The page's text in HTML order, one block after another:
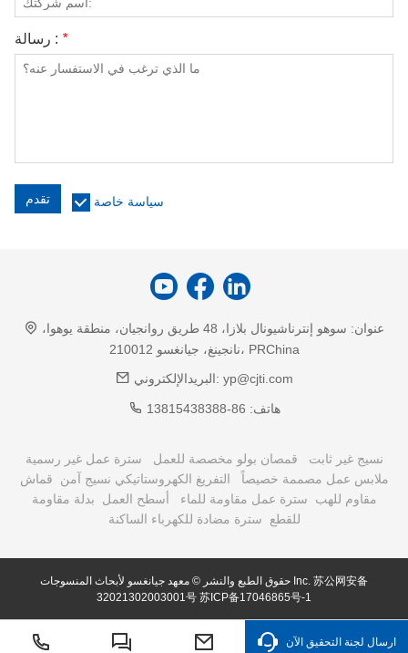
رسالة : *
تقدم سياسة خاصة
عنوان:
سوهو إنترناشيونال بلازا، 48 طريق روانجيان، منطقة يوهوا،
نانجينغ، جيانغسو 210012، PRChina
البريدالإلكتروني: yp@cjti.com
هاتف: 86-13815438388
نسيج غير ثابت قمصان بولو مخصصة للعمل
سترة عمل غير رسمية
ملابس عمل مصممة خصيصاً
التفريغ الكهروستاتيكي نسيج آمن
قماش
مقاوم للهب
سترة عمل مقاومة للماء أسطح العمل
بدلة مقاومة
للقطع
سترة مضادة للكهرباء الساكنة
حقوق الطبع والنشر © معهد جيانغسو لأبحاث المنسوجات Inc. 苏公网安备
32021302003001号 苏ICP备17046865号-1
ارسال لجنة التحقيق الآن